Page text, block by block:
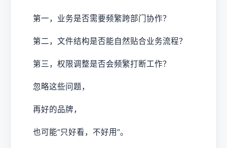
第一，业务是否需要频繁跨部门协作？
第二，文件结构是否能自然贴合业务流程？
第三，权限调整是否会频繁打断工作？
忽略这些问题，
再好的品牌，
也可能“只好看，不好用”。